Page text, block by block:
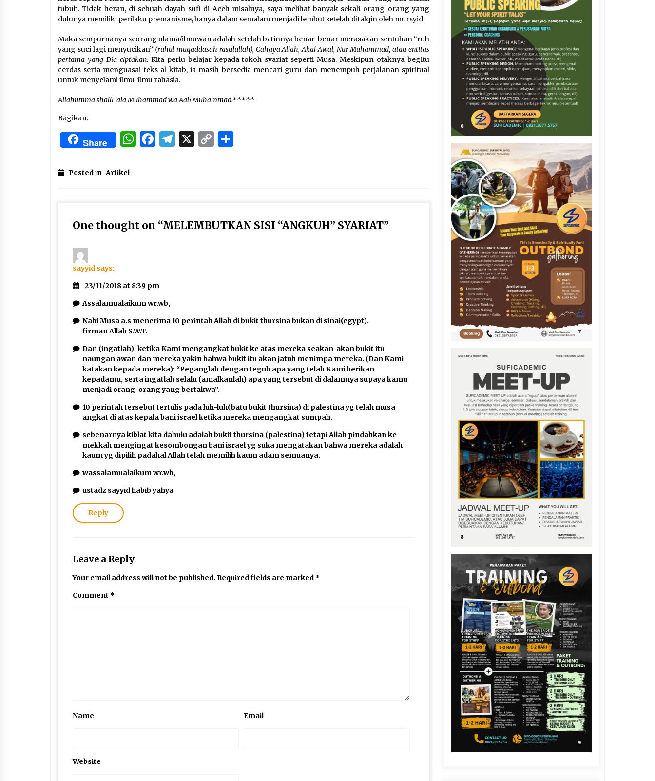
tubuh. Tidak heran, di sebuah dayah sufi di Aceh misalnya, saya melihat banyak sekali orang-orang yang
dulunya memiliki perilaku premanisme, hanya dalam semalam menjadi lembut setelah ditalqin oleh mursyid.
Maka sempurnanya seorang ulama/ilmuwan adalah setelah batinnya benar-benar merasakan sentuhan “ruh
yang suci lagi menyucikan” (ruhul muqaddasah rasulullah), Cahaya Allah, Akal Awal, Nur Muhammad, atau entitas
pertama yang Dia ciptakan. Kita perlu belajar kepada tokoh syariat seperti Musa. Meskipun otaknya begitu
cerdas serta menguasai teks al-kitab, ia masih bersedia mencari guru dan menempuh perjalanan spiritual
untuk menyelami ilmu-ilmu rahasia.
Allahumma shalli ‘ala Muhammad wa Aali Muhammad.*****
Bagikan:
Share WhatsApp
Facebook
Telegram
X Copy
Posted in Artikel
One thought on “MELEMBUTKAN SISI “ANGKUH” SYARIAT”
sayyid says:
23/11/2018 at 8:39 pm
Assalamualaikum wr.wb,
Nabi Musa a.s menerima 10 perintah Allah di bukit thursina bukan di sinai(egypt).
firman Allah S.W.T.
Dan (ingatlah), ketika Kami mengangkat bukit ke atas mereka seakan-akan bukit itu
naungan awan dan mereka yakin bahwa bukit itu akan jatuh menimpa mereka. (Dan Kami
katakan kepada mereka): “Peganglah dengan teguh apa yang telah Kami berikan
kepadamu, serta ingatlah selalu (amalkanlah) apa yang tersebut di dalamnya supaya kamu
menjadi orang-orang yang bertakwa”.
10 perintah tersebut tertulis pada luh-luh(batu bukit thursina) di palestina yg telah musa
angkat di atas kepala bani israel ketika mereka mengangkat sumpah.
sebenarnya kiblat kita dahulu adalah bukit thursina (palestina) tetapi Allah pindahkan ke
mekkah mengingat kesombongan bani israel yg suka mengatakan bahwa mereka adalah
kaum yg dipilih padahal Allah telah memilih kaum adam semuanya.
wassalamualaikum wr.wb,
ustadz sayyid habib yahya
Reply
Leave a Reply
Your email address will not be published. Required fields are marked *
Comment *
Name Email
Website